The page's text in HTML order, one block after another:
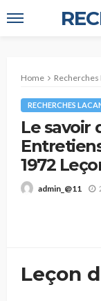
Home Recherches
RECHERCHES
Le savoir
1972
admin_@11
Leçon